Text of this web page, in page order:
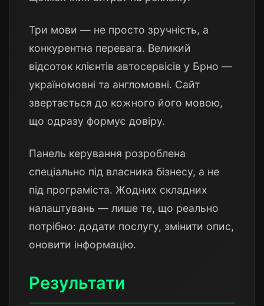
Три мови — не просто зручність, а
конкурентна перевага. Великий
відсоток клієнтів автосервісів у Брно —
україномовні та англомовні. Сайт
звертається до кожного його мовою,
що одразу формує довіру.
Панель керування розроблена
спеціально під власника бізнесу, а не
під програміста. Жодних складних
налаштувань — лише те, що реально
потрібно: додати послугу, змінити опис,
оновити інформацію.
Результати